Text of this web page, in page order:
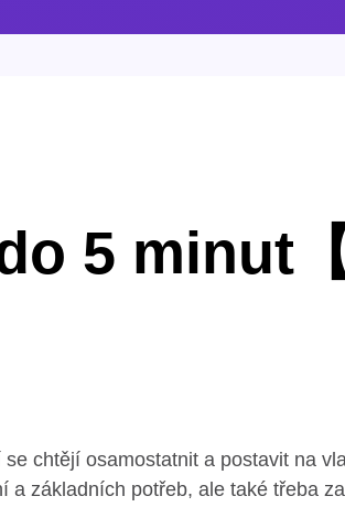
5 minut
chtějí osamostatnit a postavit na
základních potřeb, ale také třeba